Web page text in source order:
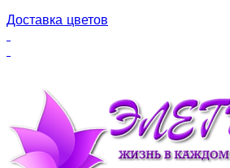
Доставка цветов